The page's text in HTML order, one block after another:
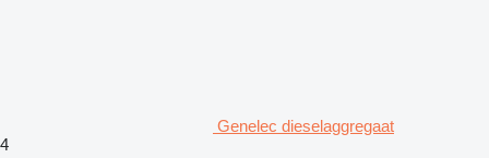
Genelec dieselaggregaat
4